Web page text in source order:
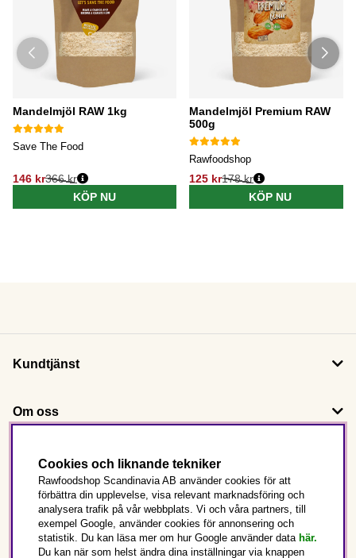
Mandelmjöl RAW 1kg
Save The Food
146 kr366 kr
KÖP NU
Mandelmjöl Premium RAW
500g
Rawfoodshop
125 kr178 kr
KÖP NU
Kundtjänst
Om oss
Följ oss
Det här är Rawfoodshop
Sverige
Cookies och liknande tekniker
Rawfoodshop Scandinavia AB använder cookies för att
förbättra din upplevelse, visa relevant marknadsföring och
analysera trafik på vår webbplats. Vi och våra partners, till
exempel Google, använder cookies för annonsering och
statistik. Du kan läsa mer om hur Google använder data här.
Du kan när som helst ändra dina inställningar via knappen